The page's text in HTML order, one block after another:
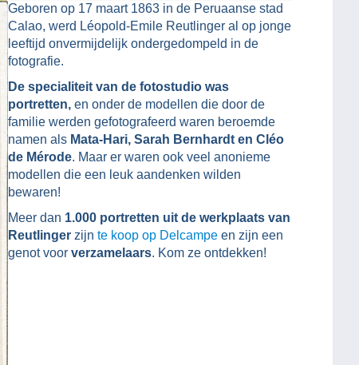
Geboren op 17 maart 1863 in de Peruaanse stad
Calao, werd Léopold-Emile Reutlinger al op jonge
leeftijd onvermijdelijk ondergedompeld in de
fotografie.
De specialiteit van de fotostudio was
portretten, en onder de modellen die door de
familie werden gefotografeerd waren beroemde
namen als Mata-Hari, Sarah Bernhardt en Cléo
de Mérode. Maar er waren ook veel anonieme
modellen die een leuk aandenken wilden
bewaren!
Meer dan 1.000 portretten uit de werkplaats van
Reutlinger zijn te koop op Delcampe en zijn een
genot voor verzamelaars. Kom ze ontdekken!